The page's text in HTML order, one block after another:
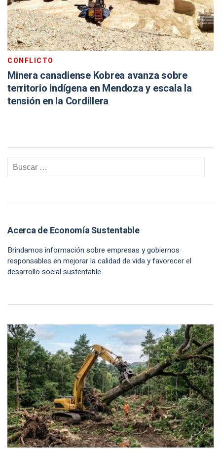
CONFLICTO
Minera canadiense Kobrea avanza sobre
territorio indígena en Mendoza y escala la
tensión en la Cordillera
Acerca de Economía Sustentable
Brindamos información sobre empresas y gobiernos
responsables en mejorar la calidad de vida y favorecer el
desarrollo social sustentable.